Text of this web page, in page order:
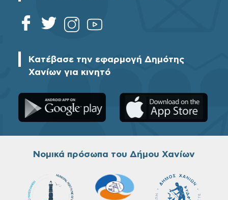
Κατέβασε την εφαρμογή Δημότης
Χανίων για κινητό
Νομικά πρόσωπα του Δήμου Χανίων